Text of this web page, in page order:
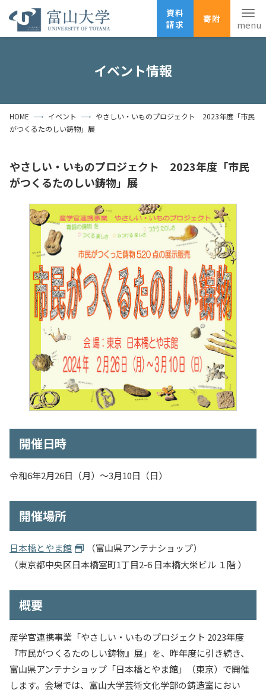
資料
請求
寄附
資料請求
寄附
広報刊行物
受験生の方 地域・一般の方 企業・研究者の方
卒業生の方 在学生の方
大学紹介
学部・大学院・施設
入試情報
教育・学生支援
研究・産学官連携
イベント情報
HOME イベント
やさしい・いものプロジェクト 2023年度「市民
がつくるたのしい鋳物」展
やさしい・いものプロジェクト 2023年度「市民
がつくるたのしい鋳物」展
開催日時
令和6年2月26日（月）～3月10日（日）
開催場所
日本橋とやま館
（富山県アンテナショップ）
（東京都中央区日本橋室町1丁目2-6 日本橋大栄ビル １階 ）
概要
産学官連携事業「やさしい・いものプロジェクト 2023年度
『市民がつくるたのしい鋳物』展」を、昨年度に引き続き、
富山県アンテナショップ「日本橋とやま館」（東京）で開催
します。会場では、富山大学芸術文化学部の鋳造室におい